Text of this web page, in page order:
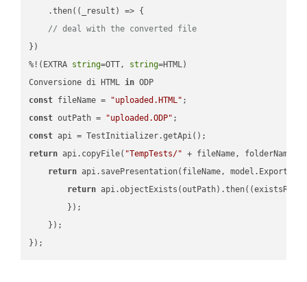
    .then(
( _result ) => {
// deal with the converted file
})
%!(EXTRA string=OTT, string=HTML)
Conversione di HTML in
const fileName = "uploaded.HTML"
const outPath = "uploaded.ODP"
const
return api.copyFile( "TempTests/" + fileName, folderName +
return api.savePresentation(fileName,
return api.objectExists(outPath).then( (
        });
    });